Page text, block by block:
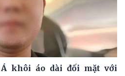
khôi áo dài đối mặt với